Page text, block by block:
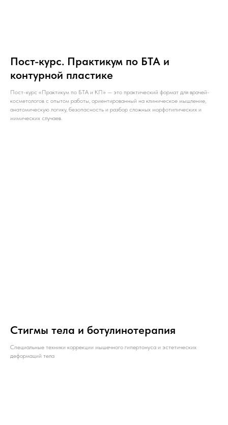
Пост-курс. Практикум по БТА и
контурной пластике
Пост-курс «Практикум по БТА и КП» — это практический формат для врачей-
косметологов с опытом работы, ориентированный на клиническое мышление,
анатомическую логику, безопасность и разбор сложных морфотипических и
мимических случаев.
Стигмы тела и ботулинотерапия
Специальные техники коррекции мышечного гипертонуса и эстетических
деформаций тела